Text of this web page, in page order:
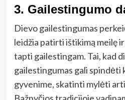
3. Gailestingumo
Dievo gailestingumas
leidžia patirti ištikimą meilę
tapti gailestingam. Tai, kad
gailestingumas gali spindėti
gyvenime, skatinti mylėti
Bažnyčios tradicijoje